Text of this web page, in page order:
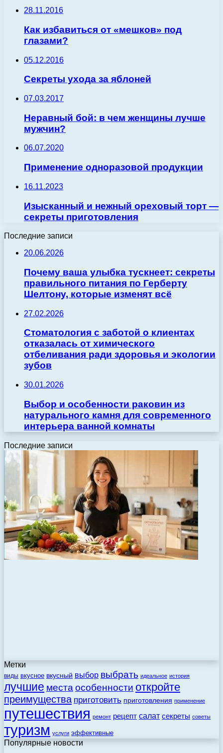
28.11.2016
Как избавиться от «мешков» под
глазами?
05.12.2016
Секреты ухода за яблоней
07.03.2017
Неравный бой: в чем женщины лучше
мужчин?
06.07.2020
Применение одноразовой продукции
16.11.2023
Изысканный и нежный ореховый торт —
секреты приготовления
Последние записи
20.06.2026
Почему ваша улыбка тускнеет: секреты
правильного питания по Герберту
Шелтону, которые изменят всё
27.02.2026
Стоматология с заботой о клиентах
отказалась от химического
отбеливания ради здоровья и экологии
зубов
30.01.2026
Выбор и особенности раковин из
натурального камня для современного
интерьера ванной комнаты
Последние записи
Метки
виды вкусное вкусный выбор выбрать идеальное история
лучшие места особенности откройте
преимущества приготовить приготовления применение
путешествия ремонт рецепт салат секреты советы
туризм услуги эффективные
Популярные новости